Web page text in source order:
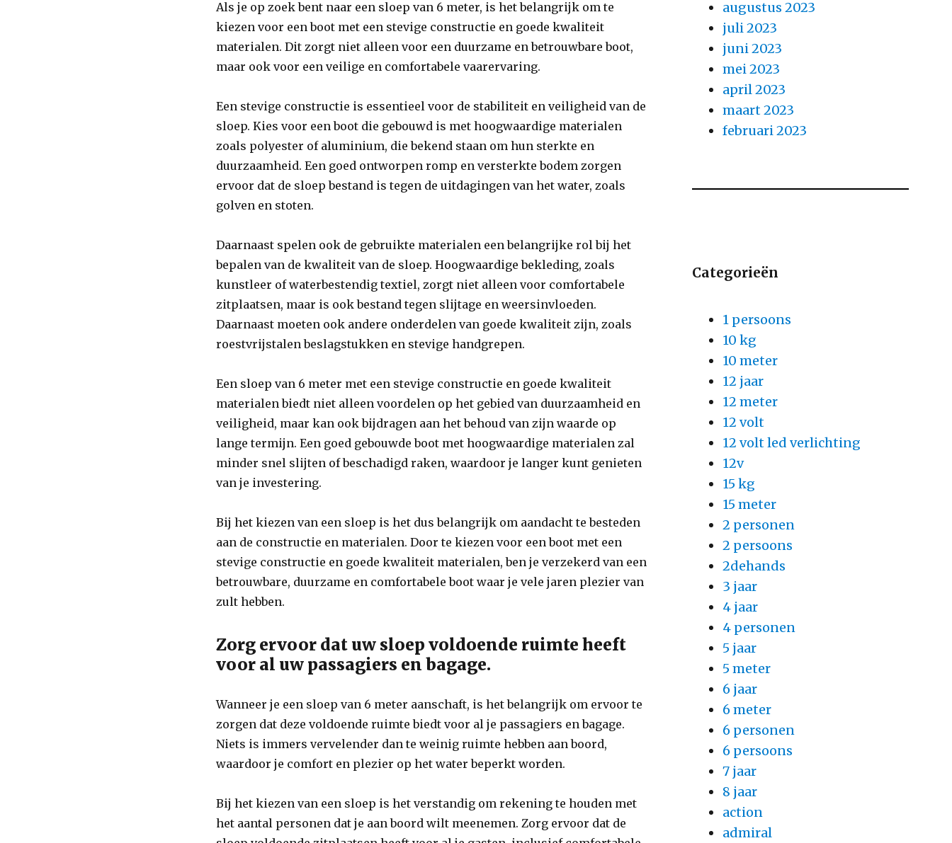
Als je op zoek bent naar een sloep van 6 meter, is het belangrijk om te
kiezen voor een boot met een stevige constructie en goede kwaliteit
materialen. Dit zorgt niet alleen voor een duurzame en betrouwbare boot,
maar ook voor een veilige en comfortabele vaarervaring.
Een stevige constructie is essentieel voor de stabiliteit en veiligheid van de
sloep. Kies voor een boot die gebouwd is met hoogwaardige materialen
zoals polyester of aluminium, die bekend staan om hun sterkte en
duurzaamheid. Een goed ontworpen romp en versterkte bodem zorgen
ervoor dat de sloep bestand is tegen de uitdagingen van het water, zoals
golven en stoten.
Daarnaast spelen ook de gebruikte materialen een belangrijke rol bij het
bepalen van de kwaliteit van de sloep. Hoogwaardige bekleding, zoals
kunstleer of waterbestendig textiel, zorgt niet alleen voor comfortabele
zitplaatsen, maar is ook bestand tegen slijtage en weersinvloeden.
Daarnaast moeten ook andere onderdelen van goede kwaliteit zijn, zoals
roestvrijstalen beslagstukken en stevige handgrepen.
Een sloep van 6 meter met een stevige constructie en goede kwaliteit
materialen biedt niet alleen voordelen op het gebied van duurzaamheid en
veiligheid, maar kan ook bijdragen aan het behoud van zijn waarde op
lange termijn. Een goed gebouwde boot met hoogwaardige materialen zal
minder snel slijten of beschadigd raken, waardoor je langer kunt genieten
van je investering.
Bij het kiezen van een sloep is het dus belangrijk om aandacht te besteden
aan de constructie en materialen. Door te kiezen voor een boot met een
stevige constructie en goede kwaliteit materialen, ben je verzekerd van een
betrouwbare, duurzame en comfortabele boot waar je vele jaren plezier van
zult hebben.
Zorg ervoor dat uw sloep voldoende ruimte heeft
voor al uw passagiers en bagage.
Wanneer je een sloep van 6 meter aanschaft, is het belangrijk om ervoor te
zorgen dat deze voldoende ruimte biedt voor al je passagiers en bagage.
Niets is immers vervelender dan te weinig ruimte hebben aan boord,
waardoor je comfort en plezier op het water beperkt worden.
Bij het kiezen van een sloep is het verstandig om rekening te houden met
het aantal personen dat je aan boord wilt meenemen. Zorg ervoor dat de
augustus 2023
juli 2023
juni 2023
mei 2023
april 2023
maart 2023
februari 2023
Categorieën
1 persoons
10 kg
10 meter
12 jaar
12 meter
12 volt
12 volt led verlichting
12v
15 kg
15 meter
2 personen
2 persoons
2dehands
3 jaar
4 jaar
4 personen
5 jaar
5 meter
6 jaar
6 meter
6 personen
6 persoons
7 jaar
8 jaar
action
admiral